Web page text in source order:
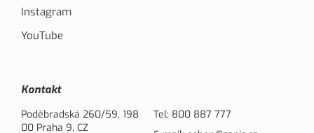
Instagram
YouTube
Kontakt
Poděbradská 260/59, 198
00 Praha 9, CZ
Tel: 800 887 777